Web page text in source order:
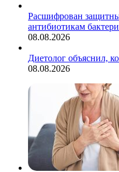
Расшифрован
антибиотикам
08.08.2026
Диетолог объяснил,
08.08.2026